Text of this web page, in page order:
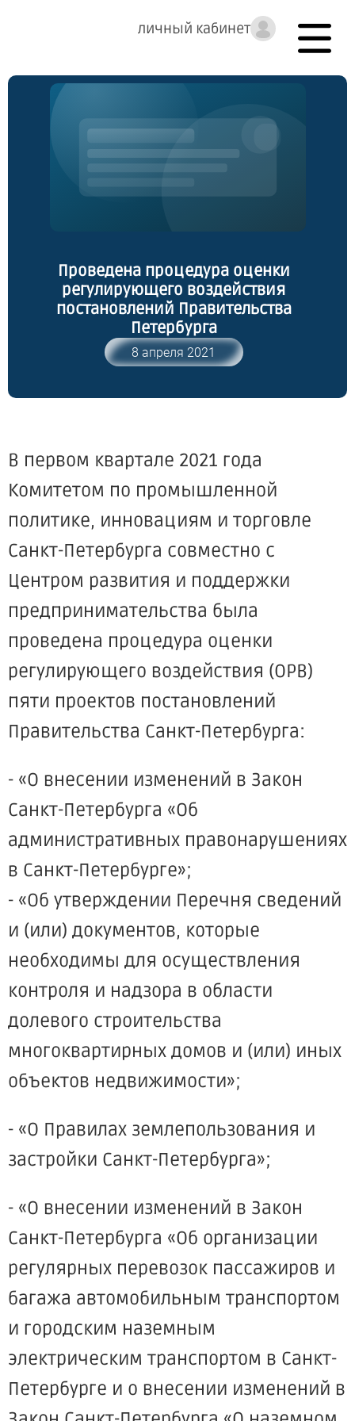
личный кабинет
Проведена процедура оценки
регулирующего воздействия
постановлений Правительства
Петербурга
8 апреля 2021
В первом квартале 2021 года
Комитетом по промышленной
политике, инновациям и торговле
Санкт-Петербурга совместно с
Центром развития и поддержки
предпринимательства была
проведена процедура оценки
регулирующего воздействия (ОРВ)
пяти проектов постановлений
Правительства Санкт-Петербурга:
- «О внесении изменений в Закон
Санкт-Петербурга «Об
административных правонарушениях
в Санкт-Петербурге»;
- «Об утверждении Перечня сведений
и (или) документов, которые
необходимы для осуществления
контроля и надзора в области
долевого строительства
многоквартирных домов и (или) иных
объектов недвижимости»;
- «О Правилах землепользования и
застройки Санкт-Петербурга»;
- «О внесении изменений в Закон
Санкт-Петербурга «Об организации
регулярных перевозок пассажиров и
багажа автомобильным транспортом
и городским наземным
электрическим транспортом в Санкт-
Петербурге и о внесении изменений в